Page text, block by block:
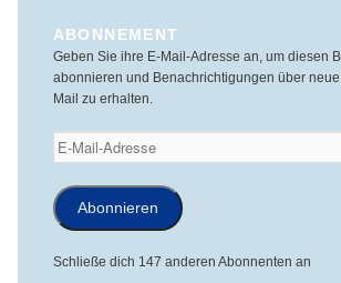
ABONNEMENT
Geben Sie ihre E-Mail-Adresse an, um diesen
abonnieren und Benachrichtigungen über
Mail zu erhalten.
E-
Mail-
Adresse
Abonnieren
Schließe dich 147 anderen Abonnenten an